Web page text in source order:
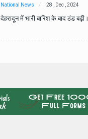
National News 28 , Dec , 2024
देहरादून में भारी बारिश के बाद ठंड बढ़ी।